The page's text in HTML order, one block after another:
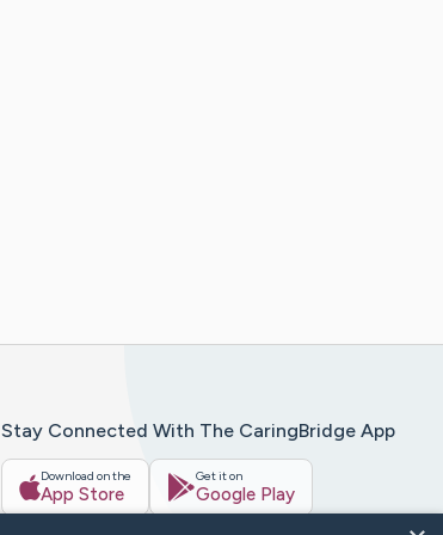
Stay Connected With The CaringBridge App
Download on the
App Store
Get it on
Google Play